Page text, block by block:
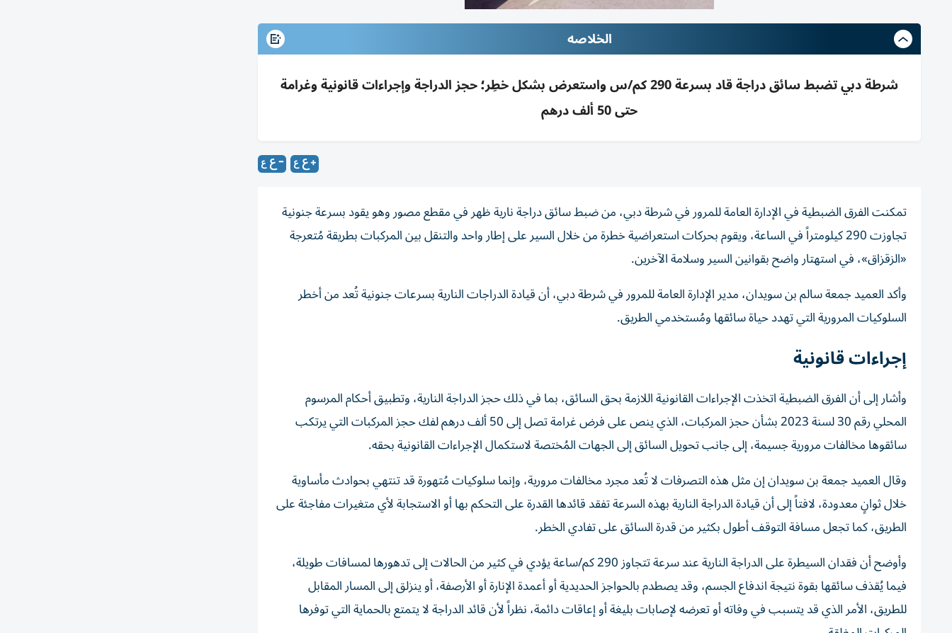
الخلاصه
شرطة دبي تضبط سائق دراجة قاد بسرعة 290 كم/س واستعرض بشكل خطِر؛ حجز الدراجة وإجراءات قانونية وغرامة
حتى 50 ألف درهم
تمكنت الفرق الضبطية في الإدارة العامة للمرور في شرطة دبي، من ضبط سائق دراجة نارية ظهر في مقطع مصور وهو يقود بسرعة جنونية
تجاوزت 290 كيلومتراً في الساعة، ويقوم بحركات استعراضية خطرة من خلال السير على إطار واحد والتنقل بين المركبات بطريقة مُتعرجة
«الزقزاق»، في استهتار واضح بقوانين السير وسلامة الآخرين.
وأكد العميد جمعة سالم بن سويدان، مدير الإدارة العامة للمرور في شرطة دبي، أن قيادة الدراجات النارية بسرعات جنونية تُعد من أخطر
السلوكيات المرورية التي تهدد حياة سائقها ومُستخدمي الطريق.
إجراءات قانونية
وأشار إلى أن الفرق الضبطية اتخذت الإجراءات القانونية اللازمة بحق السائق، بما في ذلك حجز الدراجة النارية، وتطبيق أحكام المرسوم
المحلي رقم 30 لسنة 2023 بشأن حجز المركبات، الذي ينص على فرض غرامة تصل إلى 50 ألف درهم لفك حجز المركبات التي يرتكب
سائقوها مخالفات مرورية جسيمة، إلى جانب تحويل السائق إلى الجهات المُختصة لاستكمال الإجراءات القانونية بحقه.
وقال العميد جمعة بن سويدان إن مثل هذه التصرفات لا تُعد مجرد مخالفات مرورية، وإنما سلوكيات مُتهورة قد تنتهي بحوادث مأساوية
خلال ثوانٍ معدودة، لافتاً إلى أن قيادة الدراجة النارية بهذه السرعة تفقد قائدها القدرة على التحكم بها أو الاستجابة لأي متغيرات مفاجئة على
الطريق، كما تجعل مسافة التوقف أطول بكثير من قدرة السائق على تفادي الخطر.
وأوضح أن فقدان السيطرة على الدراجة النارية عند سرعة تتجاوز 290 كم/ساعة يؤدي في كثير من الحالات إلى تدهورها لمسافات طويلة،
فيما يُقذف سائقها بقوة نتيجة اندفاع الجسم، وقد يصطدم بالحواجز الحديدية أو أعمدة الإنارة أو الأرصفة، أو ينزلق إلى المسار المقابل
للطريق، الأمر الذي قد يتسبب في وفاته أو تعرضه لإصابات بليغة أو إعاقات دائمة، نظراً لأن قائد الدراجة لا يتمتع بالحماية التي توفرها